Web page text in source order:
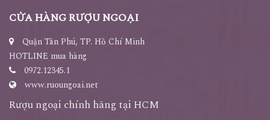
CỬA HÀNG RƯỢU NGOẠI
Quận Tân Phú, TP. Hồ Chí Minh
HOTLINE mua hàng
0972.12345.1
www.ruoungoai.net
Rượu ngoại chính hãng tại HCM